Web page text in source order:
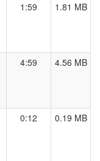
1:59 1.81 MB
4:59 4.56 MB
0:12 0.19 MB